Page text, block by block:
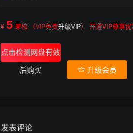
¥ 5 果核 （VIP免费升级VIP）开通VIP尊享优
点击检测网盘有效
后购买
升级会员
发表评论